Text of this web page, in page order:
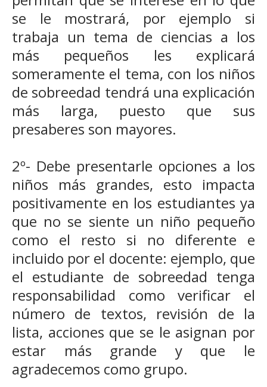
se le mostrará, por ejemplo si
trabaja un tema de ciencias a los
más pequeños les explicará
someramente el tema, con los niños
de sobreedad tendrá una explicación
más larga, puesto que sus
presaberes son mayores.
2º- Debe presentarle opciones a los
niños más grandes, esto impacta
positivamente en los estudiantes ya
que no se siente un niño pequeño
como el resto si no diferente e
incluido por el docente: ejemplo, que
el estudiante de sobreedad tenga
responsabilidad como verificar el
número de textos, revisión de la
lista, acciones que se le asignan por
estar más grande y que le
agradecemos como grupo.